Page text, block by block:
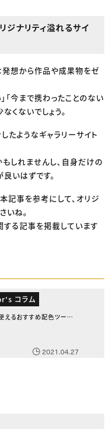
ジナリティ溢れるサイ
発想から作品や成果物をゼ
「今まで携わったことのない
くないでしょう。
たようなギャラリーサイト
しれませんし、自身だけの
いはずです。
記事を参考にして、オリジ
いね。
る記事を掲載しています
コラム
るおすすめ配色ツールま
2021.04.27